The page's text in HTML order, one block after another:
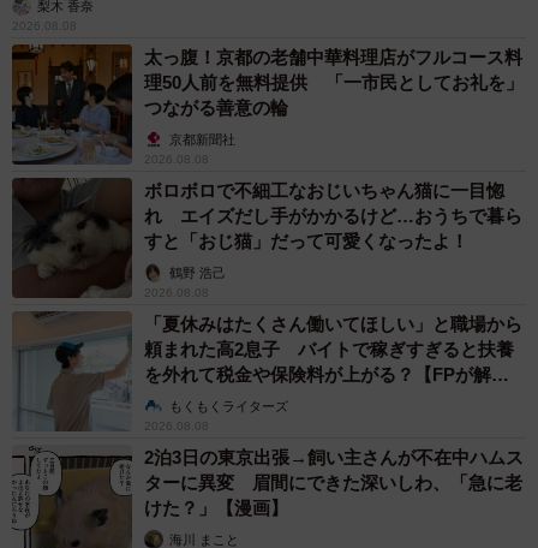
梨木 香奈
2026.08.08
太っ腹！京都の老舗中華料理店がフルコース料
理50人前を無料提供 「一市民としてお礼を」
つながる善意の輪
京都新聞社
2026.08.08
ボロボロで不細工なおじいちゃん猫に一目惚
れ エイズだし手がかかるけど…おうちで暮ら
すと「おじ猫」だって可愛くなったよ！
鶴野 浩己
2026.08.08
「夏休みはたくさん働いてほしい」と職場から
頼まれた高2息子 バイトで稼ぎすぎると扶養
を外れて税金や保険料が上がる？【FPが解
説】もくもくライターズ
2026.08.08
2泊3日の東京出張→飼い主さんが不在中ハムス
ターに異変 眉間にできた深いしわ、「急に老
けた？」【漫画】
海川 まこと